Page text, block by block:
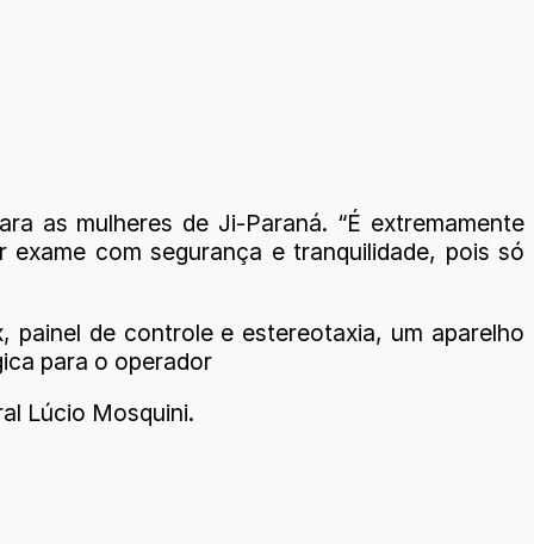
as mulheres de Ji-Paraná. “É extremamente
com segurança e tranquilidade, pois só
de controle e estereotaxia, um aparelho
para o operador
Lúcio Mosquini.